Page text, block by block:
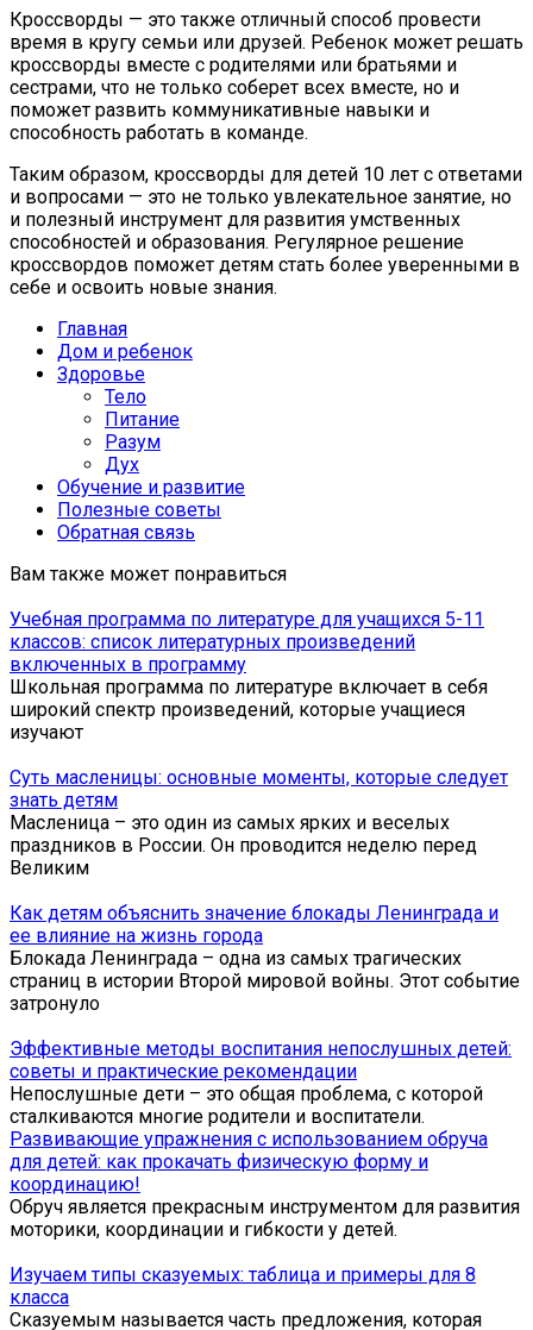
Кроссворды — это также отличный способ провести
время в кругу семьи или друзей. Ребенок может решать
кроссворды вместе с родителями или братьями и
сестрами, что не только соберет всех вместе, но и
поможет развить коммуникативные навыки и
способность работать в команде.
Таким образом, кроссворды для детей 10 лет с ответами
и вопросами — это не только увлекательное занятие, но
и полезный инструмент для развития умственных
способностей и образования. Регулярное решение
кроссвордов поможет детям стать более уверенными в
себе и освоить новые знания.
Главная
Дом и ребенок
Здоровье
Тело
Питание
Разум
Дух
Обучение и развитие
Полезные советы
Обратная связь
Вам также может понравиться
Учебная программа по литературе для учащихся 5-11
классов: список литературных произведений
включенных в программу
Школьная программа по литературе включает в себя
широкий спектр произведений, которые учащиеся
изучают
Суть масленицы: основные моменты, которые следует
знать детям
Масленица – это один из самых ярких и веселых
праздников в России. Он проводится неделю перед
Великим
Как детям объяснить значение блокады Ленинграда и
ее влияние на жизнь города
Блокада Ленинграда – одна из самых трагических
страниц в истории Второй мировой войны. Этот событие
затронуло
Эффективные методы воспитания непослушных детей:
советы и практические рекомендации
Непослушные дети – это общая проблема, с которой
сталкиваются многие родители и воспитатели.
Развивающие упражнения с использованием обруча
для детей: как прокачать физическую форму и
координацию!
Обруч является прекрасным инструментом для развития
моторики, координации и гибкости у детей.
Изучаем типы сказуемых: таблица и примеры для 8
класса
Сказуемым называется часть предложения, которая